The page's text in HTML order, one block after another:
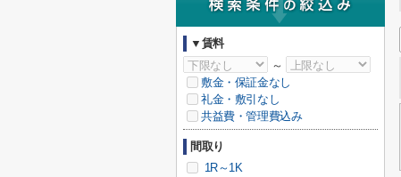
▼賃料
～
敷金・保証金なし
礼金・敷引なし
共益費・管理費込み
間取り
1R～1K